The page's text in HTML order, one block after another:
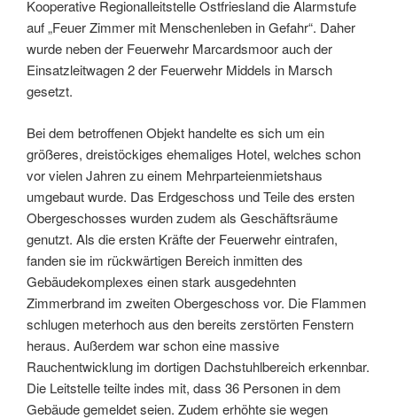
Kooperative Regionalleitstelle Ostfriesland die Alarmstufe
auf „Feuer Zimmer mit Menschenleben in Gefahr“. Daher
wurde neben der Feuerwehr Marcardsmoor auch der
Einsatzleitwagen 2 der Feuerwehr Middels in Marsch
gesetzt.
Bei dem betroffenen Objekt handelte es sich um ein
größeres, dreistöckiges ehemaliges Hotel, welches schon
vor vielen Jahren zu einem Mehrparteienmietshaus
umgebaut wurde. Das Erdgeschoss und Teile des ersten
Obergeschosses wurden zudem als Geschäftsräume
genutzt. Als die ersten Kräfte der Feuerwehr eintrafen,
fanden sie im rückwärtigen Bereich inmitten des
Gebäudekomplexes einen stark ausgedehnten
Zimmerbrand im zweiten Obergeschoss vor. Die Flammen
schlugen meterhoch aus den bereits zerstörten Fenstern
heraus. Außerdem war schon eine massive
Rauchentwicklung im dortigen Dachstuhlbereich erkennbar.
Die Leitstelle teilte indes mit, dass 36 Personen in dem
Gebäude gemeldet seien. Zudem erhöhte sie wegen